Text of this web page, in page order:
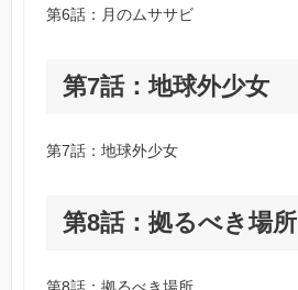
第6話：月のムササビ
第7話：地球外少女
第7話：地球外少女
第8話：拠るべき場所